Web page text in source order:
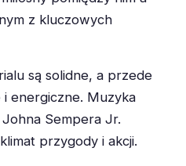
z kluczowych
są solidne, a przede
i energiczne. Muzyka
Sempera Jr.
przygody i akcji.